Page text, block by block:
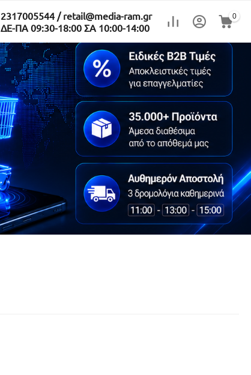
2317005544 / retail@media-ram.gr
ΔΕ-ΠΑ 09:30-18:00 ΣΑ 10:00-14:00
0